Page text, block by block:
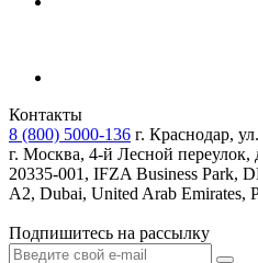
Контакты
8 (800) 5000-136 г. Краснодар,
г. Москва, 4-й Лесной переулок,
20335-001, IFZA Business Park,
A2, Dubai, United Arab Emirates,
Подпишитесь на рассылку